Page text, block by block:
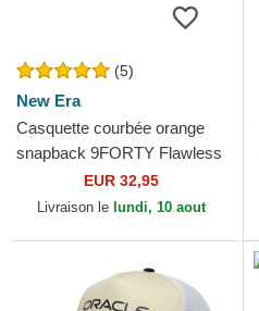
(5)
New Era
Casquette courbée orange
snapback 9FORTY Flawless
McLaren Racing Formula 1
New Era
EUR 32,95
Livraison le lundi, 10 aout